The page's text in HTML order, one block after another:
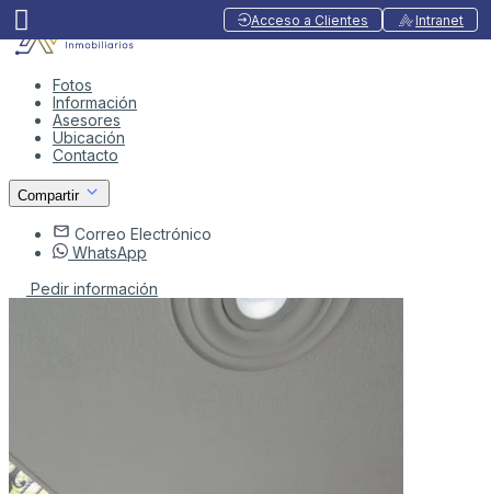
Acceso a Clientes Intranet
Fotos
Información
Asesores
Ubicación
Contacto
Compartir
Correo Electrónico
WhatsApp
Pedir información